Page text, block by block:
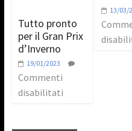
Tutto pronto
per il Gran Prix
d’Inverno
19/01/2023
Commenti
disabilitati
13/03/